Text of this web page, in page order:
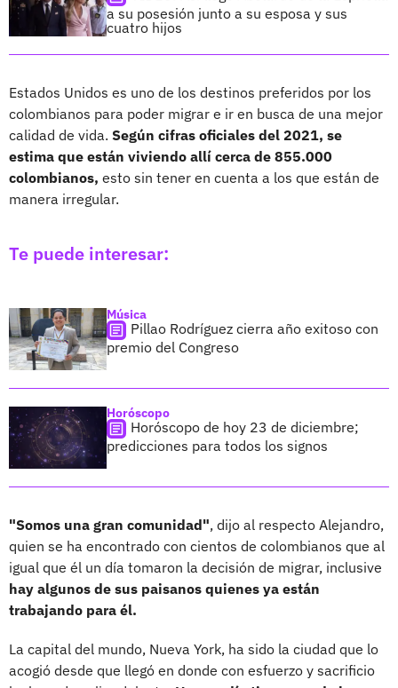
a su posesión junto a su esposa y sus
cuatro hijos
Estados Unidos es uno de los destinos preferidos por los
colombianos para poder migrar e ir en busca de una mejor
calidad de vida. Según cifras oficiales del 2021, se
estima que están viviendo allí cerca de 855.000
colombianos, esto sin tener en cuenta a los que están de
manera irregular.
Te puede interesar:
Música
Pillao Rodríguez cierra año exitoso con
premio del Congreso
Horóscopo
Horóscopo de hoy 23 de diciembre;
predicciones para todos los signos
"Somos una gran comunidad", dijo al respecto Alejandro,
quien se ha encontrado con cientos de colombianos que al
igual que él un día tomaron la decisión de migrar, inclusive
hay algunos de sus paisanos quienes ya están
trabajando para él.
La capital del mundo, Nueva York, ha sido la ciudad que lo
acogió desde que llegó en donde con esfuerzo y sacrificio